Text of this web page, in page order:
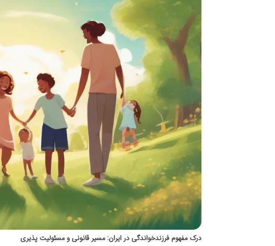
درک مفهوم فرزندخواندگی در ایران: مسیر قانونی و مسئولیت پذیری